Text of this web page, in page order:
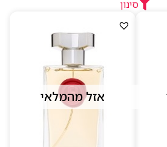
סינון
אזל מהמלאי